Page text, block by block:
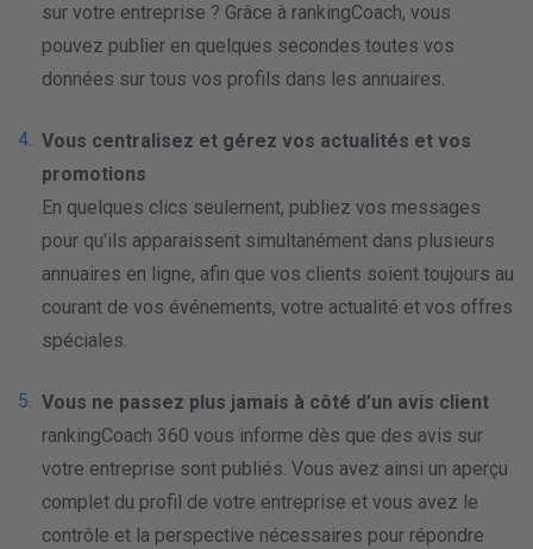
sur votre entreprise ? Grâce à rankingCoach, vous
pouvez publier en quelques secondes toutes vos
données sur tous vos profils dans les annuaires.
Vous centralisez et gérez vos actualités et vos
promotions
En quelques clics seulement, publiez vos messages
pour qu'ils apparaissent simultanément dans plusieurs
annuaires en ligne, afin que vos clients soient toujours au
courant de vos événements, votre actualité et vos offres
spéciales.
Vous ne passez plus jamais à côté d’un avis client
rankingCoach 360 vous informe dès que des avis sur
votre entreprise sont publiés. Vous avez ainsi un aperçu
complet du profil de votre entreprise et vous avez le
contrôle et la perspective nécessaires pour répondre